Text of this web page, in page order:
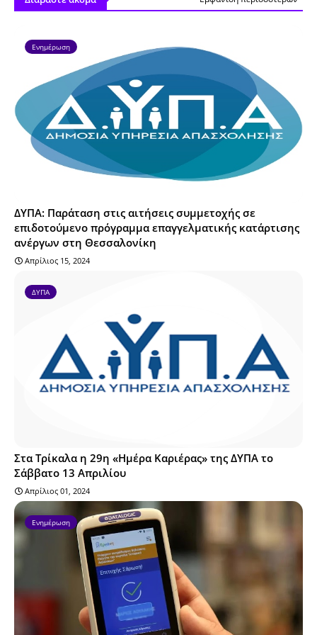
Ενημέρωση
ΔΥΠΑ: Παράταση στις αιτήσεις συμμετοχής σε
επιδοτούμενο πρόγραμμα επαγγελματικής κατάρτισης
ανέργων στη Θεσσαλονίκη
Απρίλιος 15, 2024
ΔΥΠΑ
Στα Τρίκαλα η 29η «Ημέρα Καριέρας» της ΔΥΠΑ το
Σάββατο 13 Απριλίου
Απρίλιος 01, 2024
Ενημέρωση